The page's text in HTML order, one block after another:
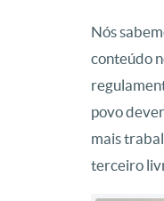
Nós
conteúdo
povo
mais
terceiro